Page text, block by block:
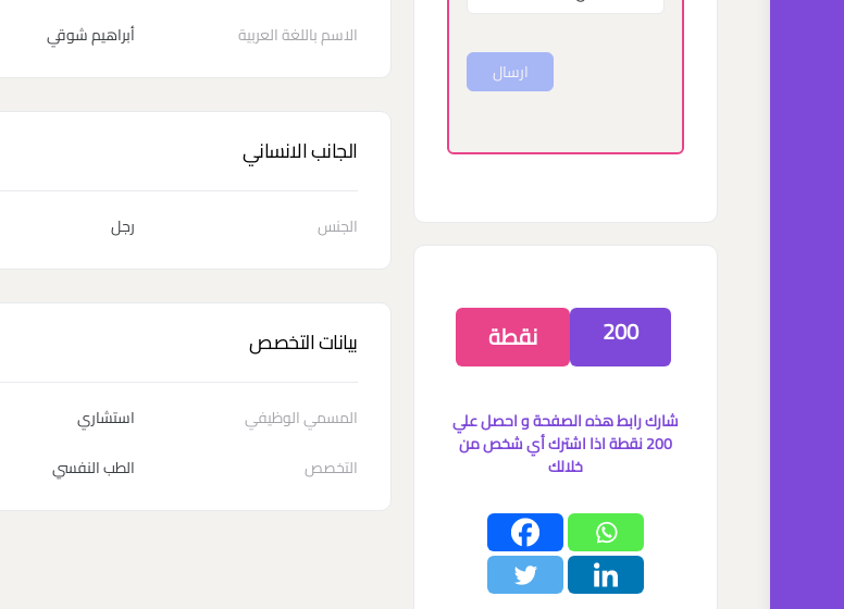
الاسم باللغة العربية
أبراهيم شوقي
الجانب الانساني
الجنس رجل
بيانات التخصص
المسمي الوظيفي
استشاري
التخصص
الطب النفسي
ارسال
200 نقطة
شارك رابط هذه الصفحة و احصل علي
200 نقطة اذا اشترك أي شخص من
خلالك